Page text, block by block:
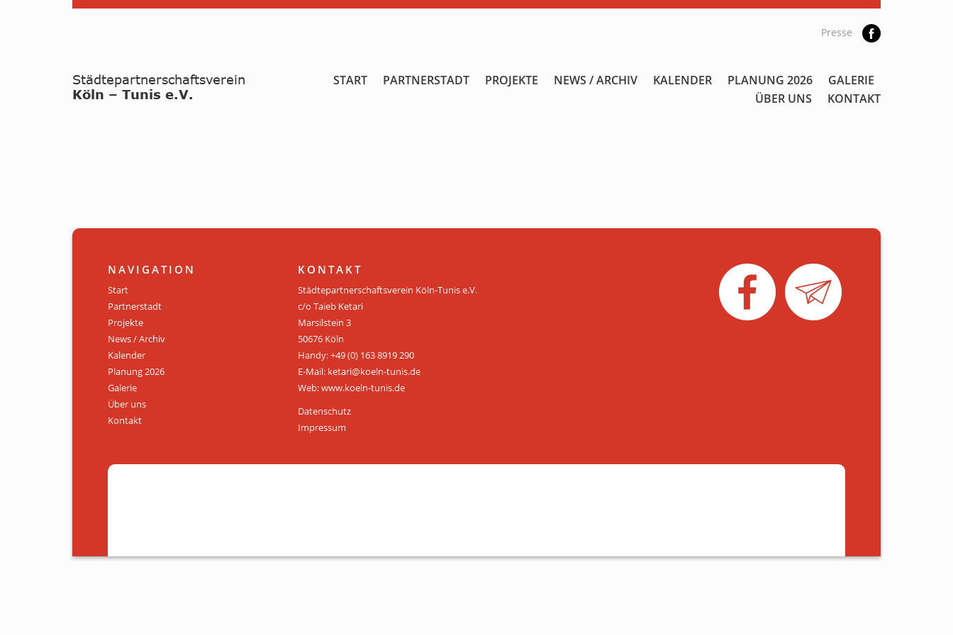
Presse
START PARTNERSTADT PROJEKTE NEWS / ARCHIV KALENDER PLANUNG 2026
GALERIE
ÜBER UNS
KONTAKT
NAVIGATION
Start
Partnerstadt
Projekte
News / Archiv
Kalender
Planung 2026
Galerie
Über uns
Kontakt
KONTAKT
Städtepartnerschaftsverein Köln-Tunis e.V.
c/o Taieb Ketari
Marsilstein 3
50676 Köln
Handy: +49 (0) 163 8919 290
E-Mail: ketari@koeln-tunis.de
Web: www.koeln-tunis.de
Datenschutz
Impressum
KALENDER